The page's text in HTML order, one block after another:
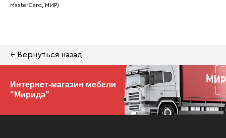
MasterCard, МИР)
← Вернуться назад
Интернет-магазин мебели
"Мирида"